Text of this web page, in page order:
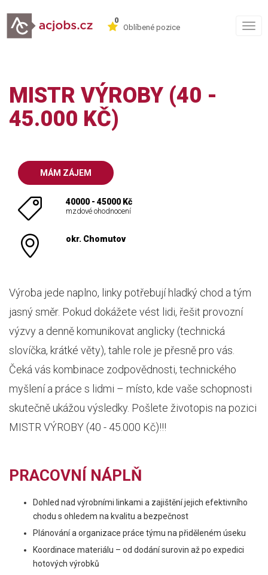
0
Oblíbené pozice
MISTR VÝROBY (40 -
45.000 KČ)
MÁM ZÁJEM
40000 - 45000 Kč
mzdové ohodnocení
okr. Chomutov
Výroba jede naplno, linky potřebují hladký chod a tým
jasný směr. Pokud dokážete vést lidi, řešit provozní
výzvy a denně komunikovat anglicky (technická
slovíčka, krátké věty), tahle role je přesně pro vás.
Čeká vás kombinace zodpovědnosti, technického
myšlení a práce s lidmi – místo, kde vaše schopnosti
skutečně ukážou výsledky. Pošlete životopis na pozici
MISTR VÝROBY (40 - 45.000 Kč)!!!
PRACOVNÍ NÁPLŇ
Dohled nad výrobními linkami a zajištění jejich efektivního
chodu s ohledem na kvalitu a bezpečnost
Plánování a organizace práce týmu na přiděleném úseku
Koordinace materiálu – od dodání surovin až po expedici
hotových výrobků